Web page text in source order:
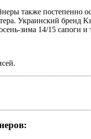
также постепенно
Украинский бренд
зима 14/15 сапоги